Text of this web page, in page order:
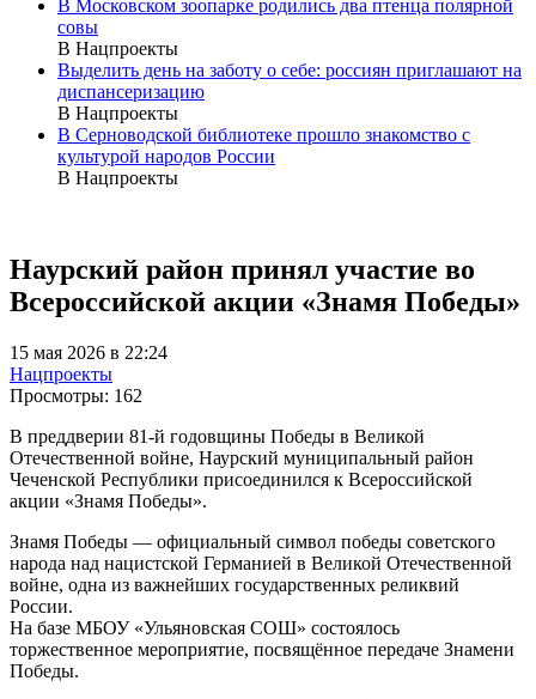
В Московском зоопарке родились два птенца полярной
совы
В Нацпроекты
Выделить день на заботу о себе: россиян приглашают на
диспансеризацию
В Нацпроекты
В Серноводской библиотеке прошло знакомство с
культурой народов России
В Нацпроекты
Наурский район принял участие во
Всероссийской акции «Знамя Победы»
15 мая 2026 в 22:24
Нацпроекты
Просмотры: 162
В преддверии 81-й годовщины Победы в Великой
Отечественной войне, Наурский муниципальный район
Чеченской Республики присоединился к Всероссийской
акции «Знамя Победы».
Знамя Победы — официальный символ победы советского
народа над нацистской Германией в Великой Отечественной
войне, одна из важнейших государственных реликвий
России.
На базе МБОУ «Ульяновская СОШ» состоялось
торжественное мероприятие, посвящённое передаче Знамени
Победы.